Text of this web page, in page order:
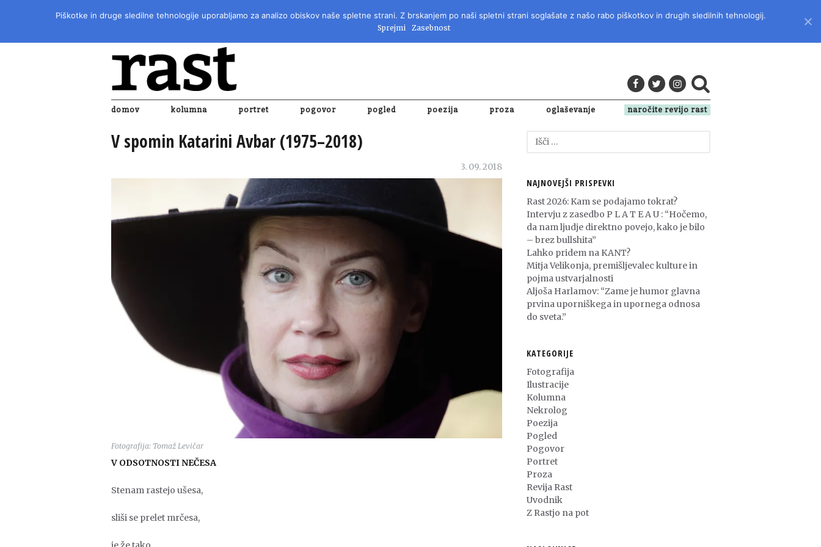
REVIJA ZA LITERATURO, KULTURO IN DRUŽBENA VPRAŠANJA
domov kolumna portret pogovor pogled poezija proza oglaševanje naročite revijo rast
V spomin Katarini Avbar (1975–2018)
3. 09. 2018
Fotografija: Tomaž Levičar
V ODSOTNOSTI NEČESA
Stenam rastejo ušesa,
sliši se prelet mrčesa,
Išči:
NAJNOVEJŠI PRISPEVKI
Rast 2026: Kam se podajamo tokrat?
Intervju z zasedbo P L A T E A U : “Hočemo,
da nam ljudje direktno povejo, kako je bilo
– brez bullshita”
Lahko pridem na KANT?
Mitja Velikonja, premišljevalec kulture in
pojma ustvarjalnosti
Aljoša Harlamov: “Zame je humor glavna
prvina uporniškega in upornega odnosa
do sveta.”
KATEGORIJE
Fotografija
Ilustracije
Kolumna
Nekrolog
Poezija
Pogled
Pogovor
Portret
Proza
Revija Rast
Uvodnik
Z Rastjo na pot
Piškotke in druge sledilne tehnologije uporabljamo za analizo obiskov naše spletne strani. Z brskanjem po naši spletni strani soglašate z našo rabo piškotkov in drugih sledilnih tehnologij.
Sprejmi Zasebnost